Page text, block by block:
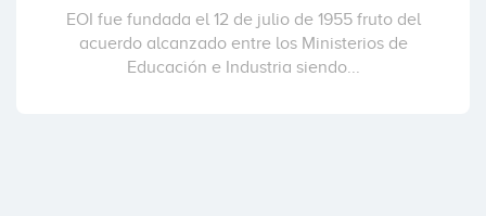
EOI fue fundada el 12 de julio de 1955 fruto del
acuerdo alcanzado entre los Ministerios de
Educación e Industria siendo...